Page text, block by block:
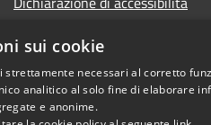
sui cookie
necessari al corretto
analitico al solo fine di elaborare
e anonime.